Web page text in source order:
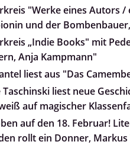
"Werke eines Autors
und der
„Indie Books" mit
Anja Kampmann"
liest aus "Das
Taschinski liest neue
auf magischer
auf den 18. Februar!
rollt ein Donner, Markus